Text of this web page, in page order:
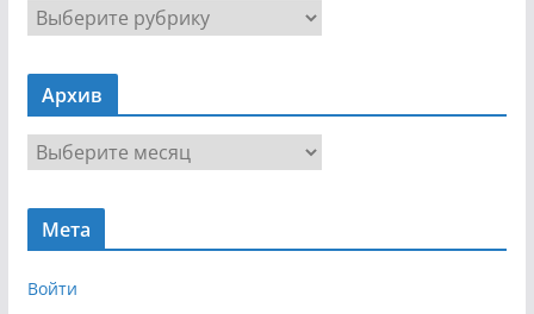
Н
а
в
г
я
Архив
р
х
Мета
Войти